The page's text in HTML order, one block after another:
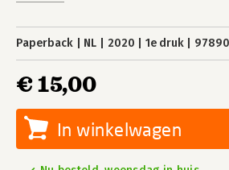
Paperback NL 2020 1e druk
€ 15,00
In winkelwagen